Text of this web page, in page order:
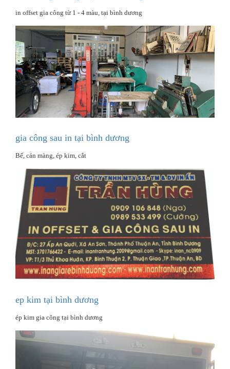
in offset gia công từ 1 - 4 màu, tại bình dương
gia công sau in tại bình dương
Bế, cán màng, ép kim, cắt
ep kim tại bình dương
ép kim gia công tại bình dương